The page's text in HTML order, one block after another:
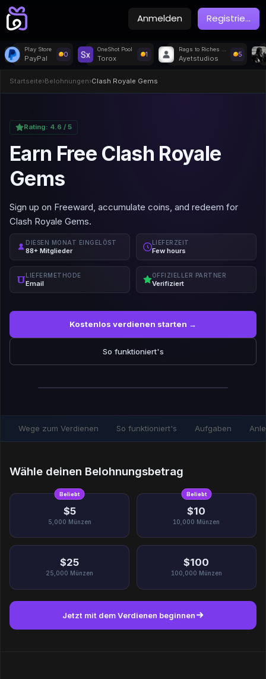
Anmelden Registrie...
Play Store
PayPal 0
OneShot Pool
Torox 1
Rags to Riches - Idle Tycoon
Ayetstudios 5
Startseite›Belohnungen›Clash Royale Gems
Rating: 4.6 / 5
Earn Free Clash Royale
Gems
Sign up on Freeward, accumulate coins, and redeem for
Clash Royale Gems.
DIESEN MONAT EINGELÖST
88+ Mitglieder
LIEFERZEIT
Few hours
LIEFERMETHODE
Email
OFFIZIELLER PARTNER
Verifiziert
Kostenlos verdienen starten →
So funktioniert's
Wege zum Verdienen So funktioniert's Aufgaben
Wähle deinen Belohnungsbetrag
Beliebt
$5
5,000 Münzen
Beliebt
$10
10,000 Münzen
$25
25,000 Münzen
$100
100,000 Münzen
Jetzt mit dem Verdienen beginnen